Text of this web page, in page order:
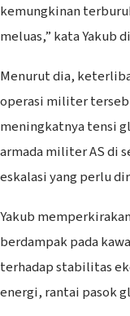
kemungkinan
meluas,” kata Yakub
Menurut dia,
operasi militer
meningkatnya tensi
armada militer AS di
eskalasi yang perlu
Yakub
berdampak pada
terhadap stabilitas
energi, rantai pasok